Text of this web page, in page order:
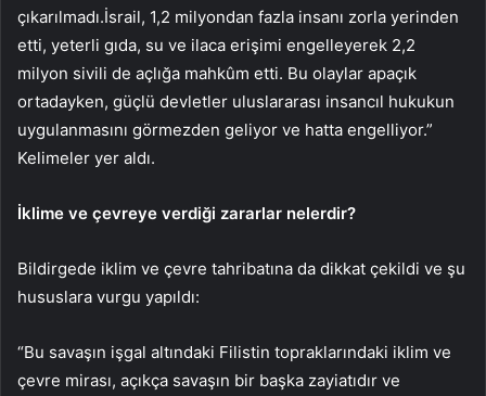
çıkarılmadı.İsrail, 1,2 milyondan fazla insanı zorla yerinden
etti, yeterli gıda, su ve ilaca erişimi engelleyerek 2,2
milyon sivili de açlığa mahkûm etti. Bu olaylar apaçık
ortadayken, güçlü devletler uluslararası insancıl hukukun
uygulanmasını görmezden geliyor ve hatta engelliyor.”
Kelimeler yer aldı.
İklime ve çevreye verdiği zararlar nelerdir?
Bildirgede iklim ve çevre tahribatına da dikkat çekildi ve şu
hususlara vurgu yapıldı:
“Bu savaşın işgal altındaki Filistin topraklarındaki iklim ve
çevre mirası, açıkça savaşın bir başka zayiatıdır ve